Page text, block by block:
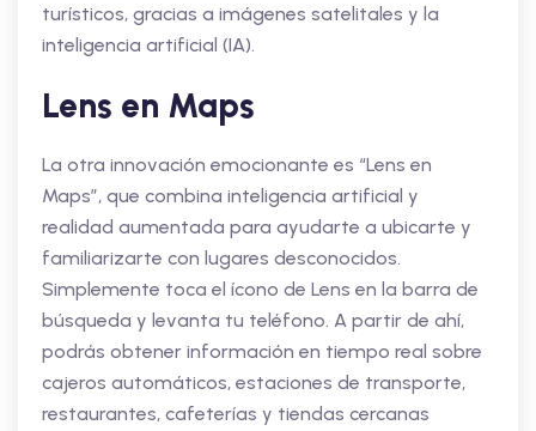
turísticos, gracias a imágenes satelitales y la
inteligencia artificial (IA).
Lens en Maps
La otra innovación emocionante es “Lens en
Maps”, que combina inteligencia artificial y
realidad aumentada para ayudarte a ubicarte y
familiarizarte con lugares desconocidos.
Simplemente toca el ícono de Lens en la barra de
búsqueda y levanta tu teléfono. A partir de ahí,
podrás obtener información en tiempo real sobre
cajeros automáticos, estaciones de transporte,
restaurantes, cafeterías y tiendas cercanas